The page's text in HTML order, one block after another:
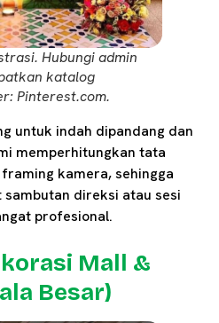
Hubungi admin
katalog
Pinterest.com.
untuk indah dipandang dan
memperhitungkan tata
kamera, sehingga
direksi atau sesi
profesional.
Mall &
Besar)